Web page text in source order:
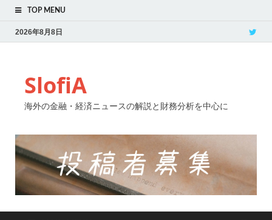
TOP MENU
2026年8月8日
SlofiA
海外の金融・経済ニュースの解説と財務分析を中心に